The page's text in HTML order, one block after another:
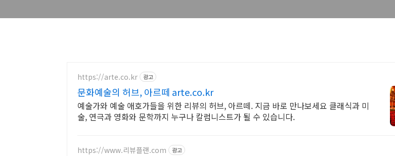
https://arte.co.kr 광고
문화예술의 허브, 아르떼 arte.co.kr
예술가와 예술 애호가들을 위한 리뷰의 허브, 아르떼. 지금 바로 만나보세요 클래식과 미
술, 연극과 영화와 문학까지 누구나 칼럼니스트가 될 수 있습니다.
https://www.리뷰플랜.com 광고